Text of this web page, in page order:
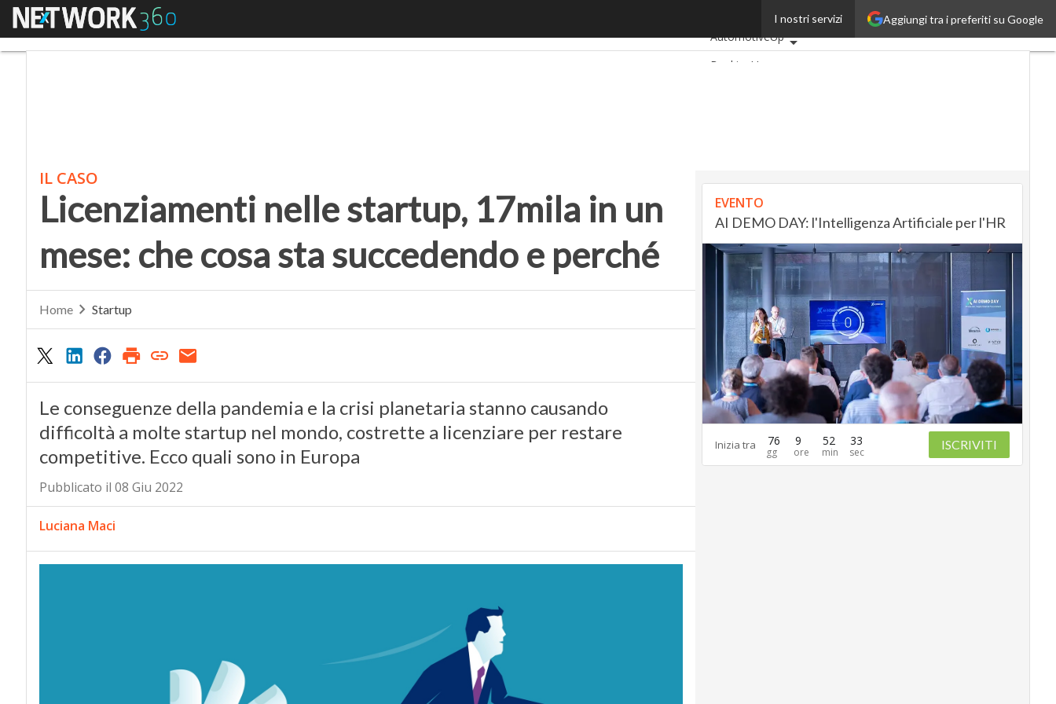
Aggiungi tra i preferiti su Google
I nostri servizi
Menu
Ultimi articoli
AutomotiveUp
BankingUp
IL CASO
Licenziamenti nelle startup, 17mila in un
mese: che cosa sta succedendo e perché
Home Startup
Le conseguenze della pandemia e la crisi planetaria stanno causando
difficoltà a molte startup nel mondo, costrette a licenziare per restare
competitive. Ecco quali sono in Europa
Pubblicato il 08 Giu 2022
Luciana Maci
EVENTO
AI DEMO DAY: l'Intelligenza Artificiale per l'HR
Inizia tra 76 9 52 32 ISCRIVITI